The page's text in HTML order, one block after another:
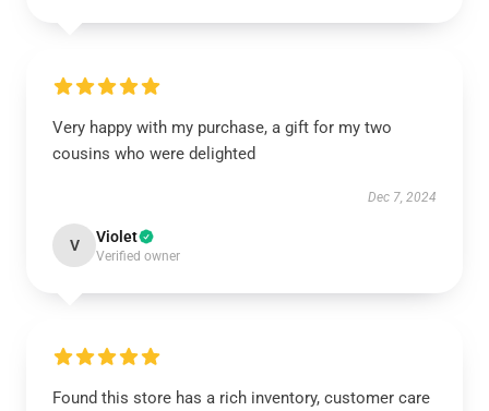
Very happy with my purchase, a gift for my two
cousins who were delighted
Dec 7, 2024
V Violet
Verified owner
Found this store has a rich inventory, customer care